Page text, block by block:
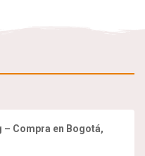
Compra en Bogotá,